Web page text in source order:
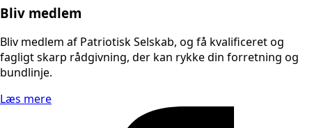
Bliv medlem
Bliv medlem af Patriotisk Selskab, og få kvalificeret og
fagligt skarp rådgivning, der kan rykke din forretning og
bundlinje.
Læs mere